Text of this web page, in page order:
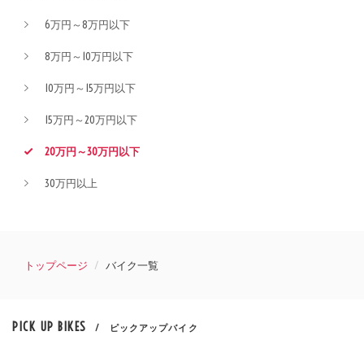
6万円～8万円以下
8万円～10万円以下
10万円～15万円以下
15万円～20万円以下
20万円～30万円以下
30万円以上
トップページ バイク一覧
PICK UP BIKES / ピックアップバイク